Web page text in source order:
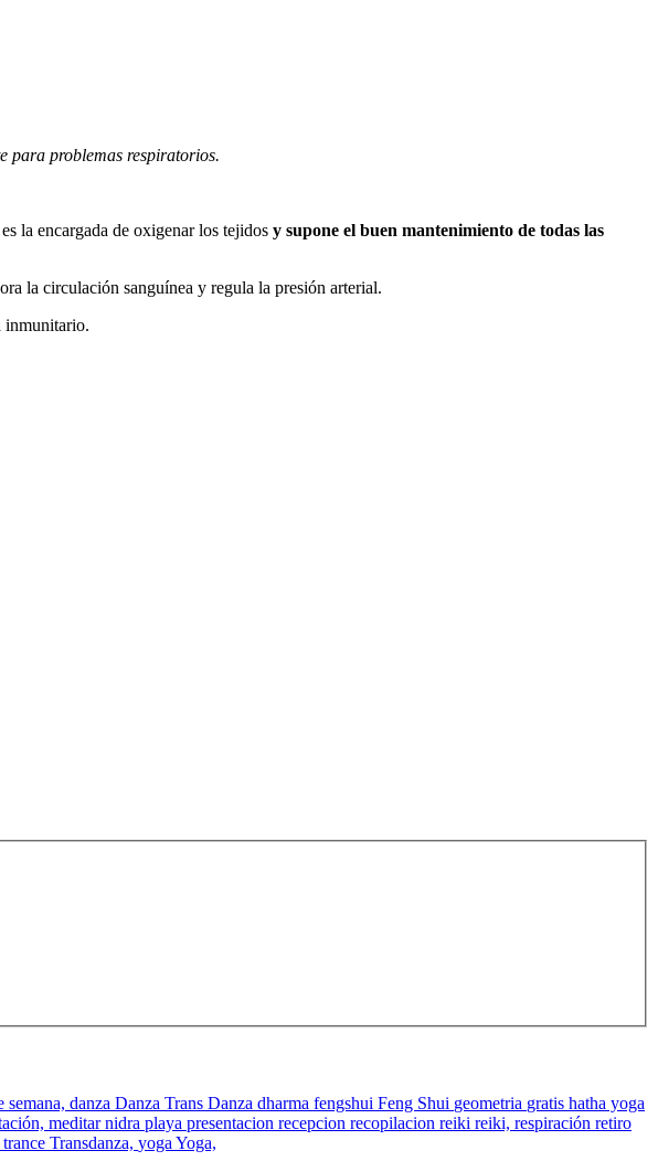
para problemas respiratorios.
la encargada de oxigenar los tejidos y supone el buen mantenimiento de todas las
la circulación sanguínea y regula la presión arterial.
inmunitario.
semana, danza Danza Trans Danza dharma fengshui Feng Shui geometria gratis hatha yoga
meditarnidra playa presentacion recepcion recopilacion reiki reiki, respiración retiro
trance Transdanza, yoga Yoga,